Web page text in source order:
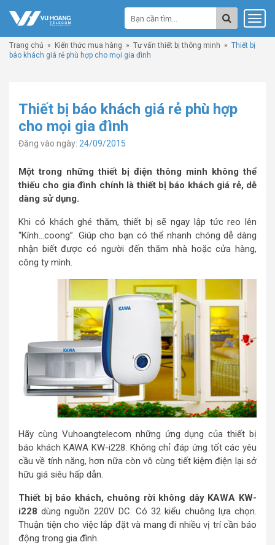
Trang chủ » Kiến thức mua hàng » Tư vấn thiết bị thông minh » Thiết bị
báo khách giá rẻ phù hợp cho mọi gia đình
Thiết bị báo khách giá rẻ phù hợp
cho mọi gia đình
Đăng vào ngày: 24/09/2015
Một trong những thiết bị điện thông minh không thể
thiếu cho gia đình chính là thiết bị báo khách giá rẻ, dễ
dàng sử dụng.
Khi có khách ghé thăm, thiết bị sẽ ngay lập tức reo lên
“Kính…coong”. Giúp cho bạn có thể nhanh chóng dễ dàng
nhận biết được có người đến thăm nhà hoặc cửa hàng,
công ty mình.
Hãy cùng Vuhoangtelecom những ứng dụng của thiết bị
báo khách KAWA KW-i228. Không chỉ đáp ứng tốt các yêu
cầu về tính năng, hơn nữa còn vô cùng tiết kiệm điện lại sở
hữu giá siêu hấp dẫn.
Thiết bị báo khách, chuông rời không dây KAWA KW-
i228 dùng nguồn 220V DC. Có 32 kiểu chuông lựa chọn.
Thuận tiện cho việc lắp đặt và mang đi nhiều vị trí cần báo
động trong gia đình.